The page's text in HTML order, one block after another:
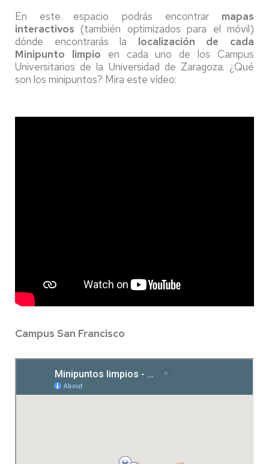
En este espacio podrás encontrar mapas
interactivos (también optimizados para el móvil)
dónde encontrarás la localización de cada
Minipunto limpio en cada uno de los Campus
Universitarios de la Universidad de Zaragoza. ¿Qué
son los minipuntos? Mira este vídeo:
Campus San Francisco